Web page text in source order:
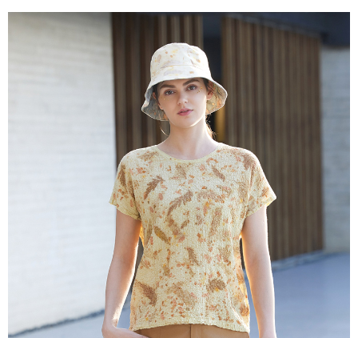
一、 AFTEE代金後払いについて
1.お支払い方法でAFTEE代金後払いを選択すると、携帯電話認証ウィンド
2.SMSで認証してお支払い手続を進めてください。
3.注文するときのお支払いは不要です。商品はご指定の住所に配送されま
4.ご注文が完了すると、携帯に支払い通知のSMSが届きます。アプリ会員
の場合は、AFTEE アプリプッシュ通知が届きます。
5.商品受け取り時のお支払いは不要です。商品を確かめてから、SMSまた
はアプリの通知に従って、4大コンビニ、またはATM/オンラインバンキン
グでお支払いください。
代金納付期限は最短で 14 日以内ですので、ご注意ください。AFTEE アプ
リをダウンロードして AFTEE 会員になるとお支払い期限を最長 45 日以内
お支払期限は、ショップが請求した期日と、AFTEEで延長できる日数をも
とに計算されます。AFTEEで注文すると、商品を受け取るまで支払い期限
を延長できますが、商品を期限内に受け取れない場合があります（例：予
約商品や商品到着日が比較的遅い商品）。そのため、商品到着の有無に関
わらず、AFTEEで指定された期限内にお支払いください。
二、支払い限度額
配送毎にNT$100、NT$2,000以上で送料無料
配送毎にNT$100、NT$2,000以上で送料無料
配送毎にNT$100、NT$2,000以上で送料無料
付款後7-11超商取貨
配送毎にNT$100、NT$2,000以上で送料無料
新竹物流宅配